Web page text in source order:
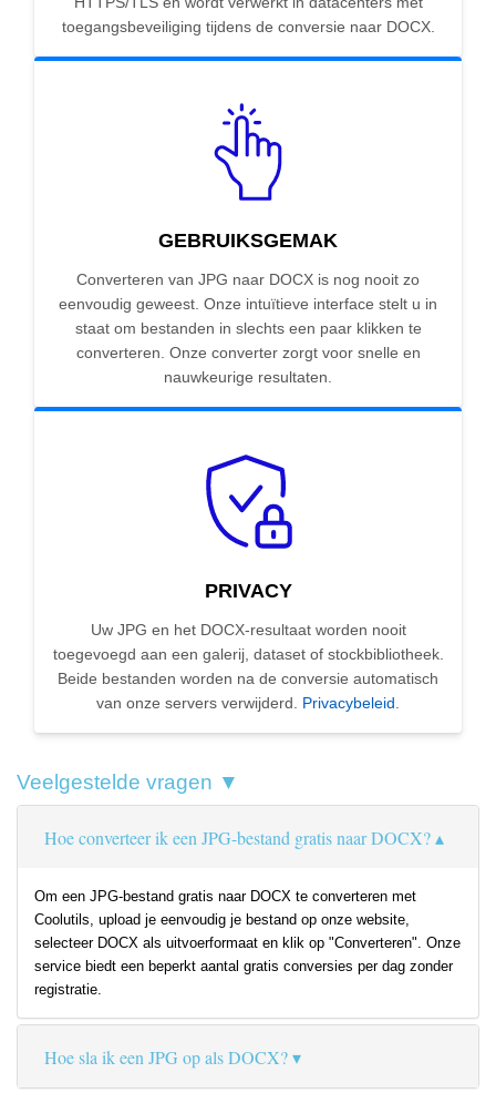
toegangsbeveiliging tijdens de conversie naar DOCX.
GEBRUIKSGEMAK
Converteren van JPG naar DOCX is nog nooit zo
eenvoudig geweest. Onze intuïtieve interface stelt u in
staat om bestanden in slechts een paar klikken te
converteren. Onze converter zorgt voor snelle en
nauwkeurige resultaten.
PRIVACY
Uw JPG en het DOCX-resultaat worden nooit
toegevoegd aan een galerij, dataset of stockbibliotheek.
Beide bestanden worden na de conversie automatisch
van onze servers verwijderd. Privacybeleid.
Veelgestelde vragen ▼
Hoe converteer ik een JPG-bestand gratis naar DOCX?
Om een JPG-bestand gratis naar DOCX te converteren met
Coolutils, upload je eenvoudig je bestand op onze website,
selecteer DOCX als uitvoerformaat en klik op "Converteren". Onze
service biedt een beperkt aantal gratis conversies per dag zonder
registratie.
Hoe sla ik een JPG op als DOCX?